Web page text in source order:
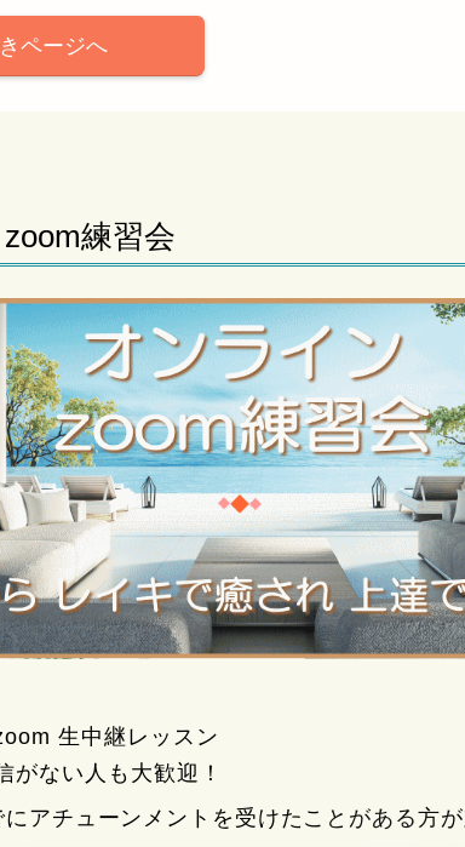
ページへ
練習会
生中継レッスン
がない人も大歓迎！
にアチューンメントを受けたことがある方が